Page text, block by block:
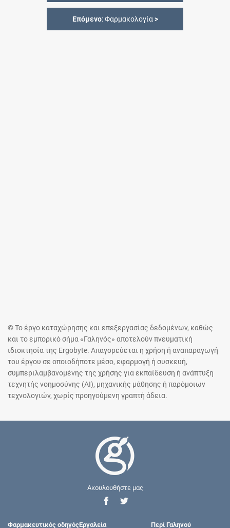
Επόμενο: Φαρμακολογία>
© Το έργο καταχώρησης και επεξεργασίας δεδομένων, καθώς
και το εμπορικό σήμα «Γαληνός» αποτελούν πνευματική
ιδιοκτησία της Ergobyte. Απαγορεύεται η χρήση ή αναπαραγωγή
του έργου σε οποιοδήποτε μέσο, εφαρμογή ή συσκευή,
συμπεριλαμβανομένης της χρήσης για εκπαίδευση ή ανάπτυξη
τεχνητής νοημοσύνης (AI), μηχανικής μάθησης ή παρόμοιων
τεχνολογιών, χωρίς προηγούμενη γραπτή άδεια.
Ακουλουθήστε μας
Φαρμακευτικός οδηγόςΕργαλεία Περί Γαληνού